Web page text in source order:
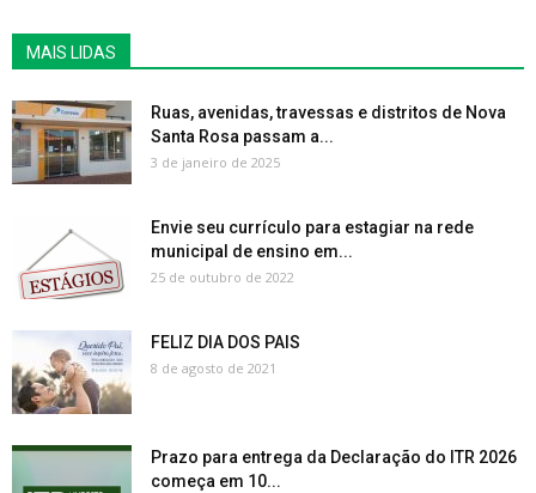
MAIS LIDAS
Ruas, avenidas, travessas e distritos de Nova
Santa Rosa passam a...
3 de janeiro de 2025
Envie seu currículo para estagiar na rede
municipal de ensino em...
25 de outubro de 2022
FELIZ DIA DOS PAIS
8 de agosto de 2021
Prazo para entrega da Declaração do ITR 2026
começa em 10...